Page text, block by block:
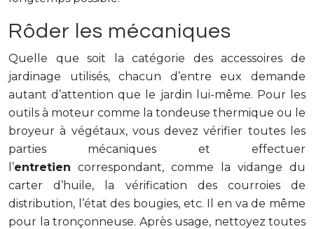
Rôder les mécaniques
Quelle que soit la catégorie des accessoires de
jardinage utilisés, chacun d’entre eux demande
autant d’attention que le jardin lui-même. Pour les
outils à moteur comme la tondeuse thermique ou le
broyeur à végétaux, vous devez vérifier toutes les
parties mécaniques et effectuer
l’entretien correspondant, comme la vidange du
carter d’huile, la vérification des courroies de
distribution, l’état des bougies, etc. Il en va de même
pour la tronçonneuse. Après usage, nettoyez toutes